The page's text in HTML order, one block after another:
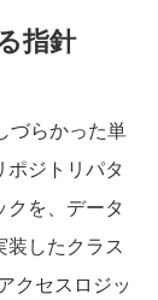
指針
づらかった単
ジトリパタ
を、データ
したクラス
クセスロジッ